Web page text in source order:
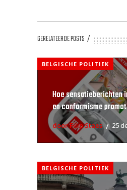
GERELATEERDE POSTS
BELGISCHE POLITIEK
Hoe sensatieberichten
en conformisme
door Filip Staes 25
BELGISCHE POLITIEK